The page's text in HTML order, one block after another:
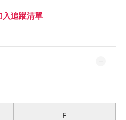
入追蹤清單
F